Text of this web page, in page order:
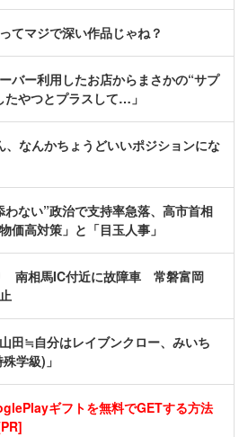
てマジで深い作品じゃね？
バー利用したお店からまさかの“サプ
やつとプラスして…」
、なんかちょうどいいポジションにな
わない”政治で支持率急落、高市首相
価高対策」と「目玉人事」
南相馬IC付近に故障車 常磐富岡
田≒自分はレイブンクロー、みいち
学級)」
ギフトを無料でGETする方法